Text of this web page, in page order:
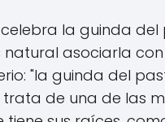
la guinda del
natural asociarla
"la guinda del
trata de una de las